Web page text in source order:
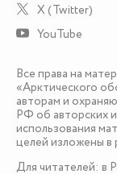
X (Twitter)
YouTube
Все права на
«Арктического
авторам и
РФ об авторских
использования
целей изложены в
Для читателей: в